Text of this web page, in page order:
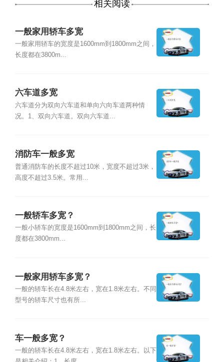
相关阅读
一般家用轿车多宽
一般家用轿车的宽度是1600mm到1800mm之间，
长度都在3800m...
六车道多宽
六车道分为双向六车道和单向六向车道两种情
况。1、双向六车道。双向六车道...
消防车一般多宽
普通消防车的长度不超过10米，宽度不超过3米，
高度不超过3.5米。常用...
一般轿车多宽？
一般小轿车的宽度是1600mm到1800mm之间，长
度都在3800mm...
一般家用轿车多宽？
一般的轿车长在4.8米左右，宽在1.8米左右。不同
型号的轿车尺寸也有所...
车一般多宽？
一般的轿车长在4.8米左右，宽在1.8米左右。以下